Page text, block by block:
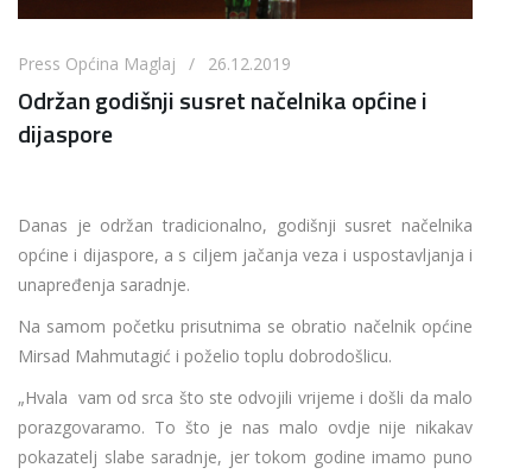
Press Općina Maglaj / 26.12.2019
Održan godišnji susret načelnika općine i
dijaspore
Danas je održan tradicionalno, godišnji susret načelnika
općine i dijaspore, a s ciljem jačanja veza i uspostavljanja i
unapređenja saradnje.
Na samom početku prisutnima se obratio načelnik općine
Mirsad Mahmutagić i poželio toplu dobrodošlicu.
„Hvala vam od srca što ste odvojili vrijeme i došli da malo
porazgovaramo. To što je nas malo ovdje nije nikakav
pokazatelj slabe saradnje, jer tokom godine imamo puno